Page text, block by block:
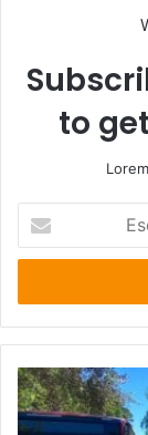
to
correo
Ministra
Gloria
Hutt